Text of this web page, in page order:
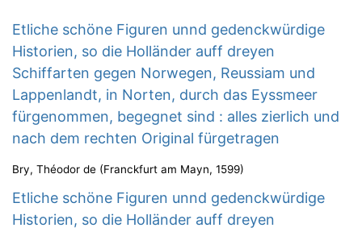
Etliche schöne Figuren unnd gedenckwürdige
Historien, so die Holländer auff dreyen
Schiffarten gegen Norwegen, Reussiam und
Lappenlandt, in Norten, durch das Eyssmeer
fürgenommen, begegnet sind : alles zierlich und
nach dem rechten Original fürgetragen
Bry, Théodor de (Franckfurt am Mayn, 1599)
Etliche schöne Figuren unnd gedenckwürdige
Historien, so die Holländer auff dreyen